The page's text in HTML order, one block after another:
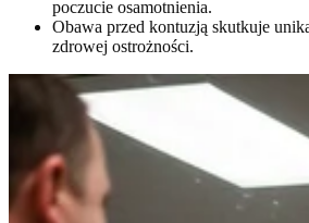
poczucie osamotnienia.
Obawa przed kontuzją skutkuje
zdrowej ostrożności.